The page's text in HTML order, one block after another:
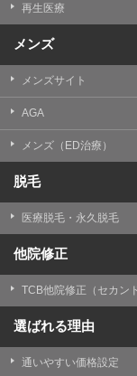
【利用目的】の
【外部委託につい
TCBグループは
おいて、取得情
務委託先に委託
いを委託する場
正に管理される
【第三者提供につ
TCBグループは
められる場合を
委託先以外の第
ん。
TCBグループは
について、これ
問合せ先：個人
再生医療
メンズ
メンズサイト
AGA
メンズ（ED治療）
脱毛
医療脱毛・永久脱毛
他院修正
TCB他院修正（セカン
選ばれる理由
通いやすい価格設定